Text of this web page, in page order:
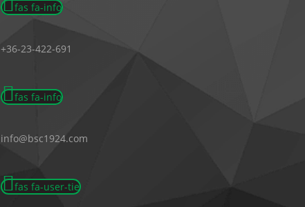
fas fa-info
+36-23-422-691
fas fa-info
info@bsc1924.com
fas fa-user-tie